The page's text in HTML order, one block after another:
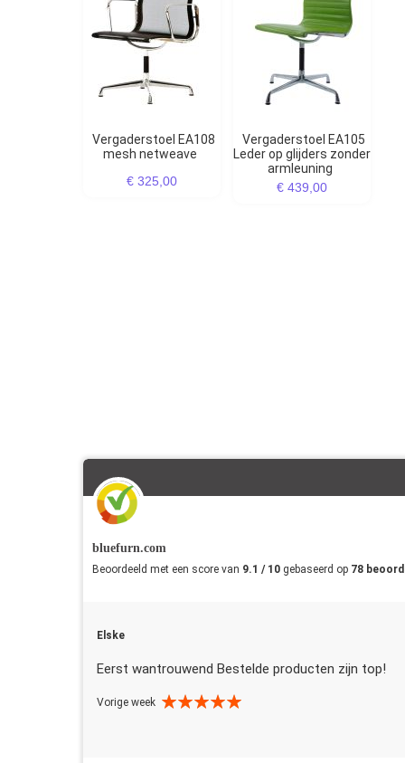
Vergaderstoel EA108
mesh netweave
€ 325,00
Vergaderstoel EA105
Leder op glijders zonder
armleuning
€ 439,00
bluefurn.com
Beoordeeld met een score van 9.1 / 10 gebaseerd op 78
Elske
Eerst wantrouwend Bestelde producten zijn top!
Vorige week